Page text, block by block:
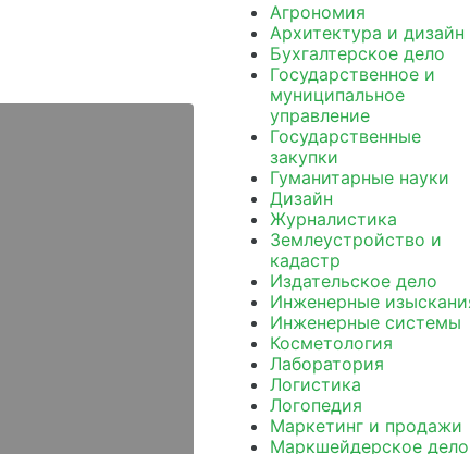
Агрономия
Архитектура и дизайн
Бухгалтерское дело
Государственное и
муниципальное
управление
Государственные
закупки
Гуманитарные науки
Дизайн
Журналистика
Землеустройство и
кадастр
Издательское дело
Инженерные
Инженерные системы
Косметология
Лаборатория
Логистика
Логопедия
Маркетинг и продажи
Маркшейдерское дело